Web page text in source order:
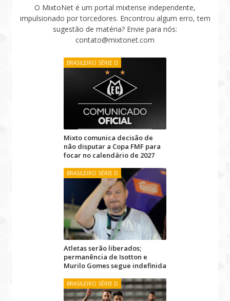
O MixtoNet é um portal mixtense independente,
impulsionado por torcedores. Encontrou algum erro, tem
sugestão de matéria? Envie para nós:
contato@mixtonet.com
BRASILEIRO SÉRIE D
Mixto comunica decisão de
não disputar a Copa FMF para
focar no calendário de 2027
BRASILEIRO SÉRIE D
Atletas serão liberados;
permanência de Isotton e
Murilo Gomes segue indefinida
BRASILEIRO SÉRIE D